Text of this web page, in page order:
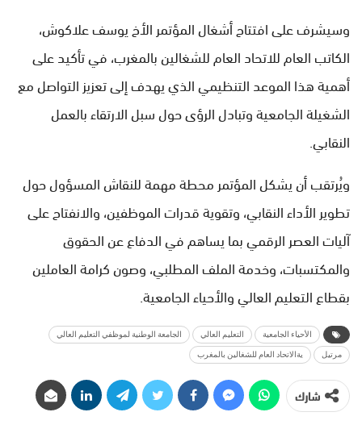
وسيشرف على افتتاح أشغال المؤتمر الأخ يوسف علاكوش،
الكاتب العام للاتحاد العام للشغالين بالمغرب، في تأكيد على
أهمية هذا الموعد التنظيمي الذي يهدف إلى تعزيز التواصل مع
الشغيلة الجامعية وتبادل الرؤى حول سبل الارتقاء بالعمل
النقابي.
ويُرتقب أن يشكل المؤتمر محطة مهمة للنقاش المسؤول حول
تطوير الأداء النقابي، وتقوية قدرات الموظفين، والانفتاح على
آليات العصر الرقمي بما يساهم في الدفاع عن الحقوق
والمكتسبات، وخدمة الملف المطلبي، وصون كرامة العاملين
بقطاع التعليم العالي والأحياء الجامعية.
الأحياء الجامعية التعليم العالي الجامعة الوطنية لموظفي التعليم العالي
مرتيل يةالاتحاد العام للشغالين بالمغرب
شارك